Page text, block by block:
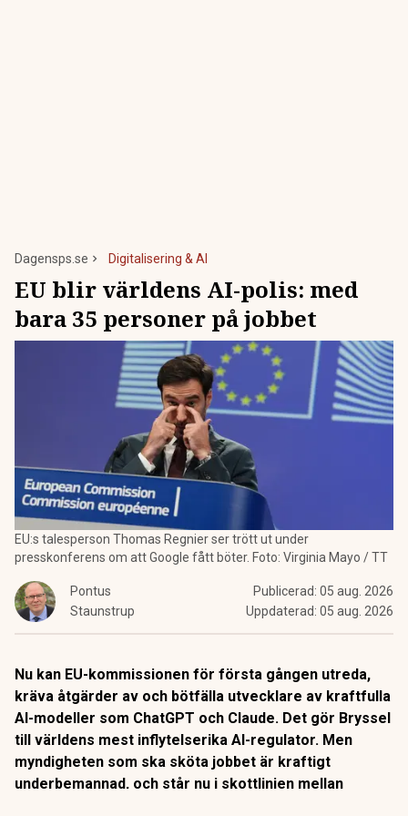
Dagensps.se Digitalisering & AI
EU blir världens AI-polis: med
bara 35 personer på jobbet
EU:s talesperson Thomas Regnier ser trött ut under
presskonferens om att Google fått böter. Foto: Virginia Mayo / TT
Pontus
Staunstrup
Publicerad: 05 aug. 2026
Uppdaterad: 05 aug. 2026
Nu kan EU-kommissionen för första gången utreda,
kräva åtgärder av och bötfälla utvecklare av kraftfulla
AI-modeller som ChatGPT och Claude. Det gör Bryssel
till världens mest inflytelserika AI-regulator. Men
myndigheten som ska sköta jobbet är kraftigt
underbemannad, och står nu i skottlinjen mellan